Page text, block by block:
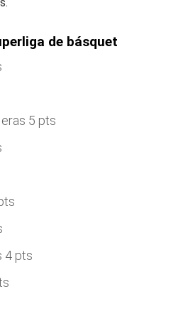
de básquet
5 pts
4 pts